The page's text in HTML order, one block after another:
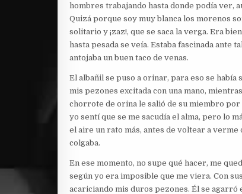
hombres trabajando hasta donde podía ver,
Quizá porque soy muy blanca los morenos
solitario y ¡zaz!, que se saca la verga. Era
hasta pesada se veía. Estaba fascinada ante
antojaba un buen taco de venas.
El albañil se puso a orinar, para eso se había
mis pezones excitada con una mano,
chorrote de orina le salió de su miembro por
yo sentí que se me sacudía el alma, pero lo
el aire un rato más, antes de voltear a
colgaba.
En ese momento, no supe qué hacer, me
según yo era imposible que me viera. Con
acariciando mis duros pezones. Él se